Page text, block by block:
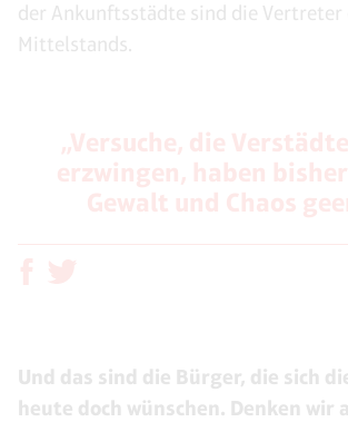
der Ankunftsstädte sind die Vertreter
Mittelstands.
Und das sind die Bürger, die sich
heute doch wünschen. Denken wir